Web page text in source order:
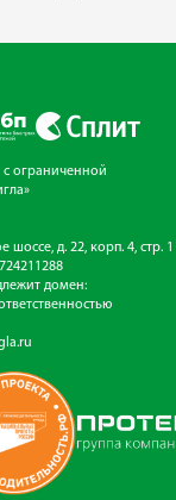
с ограниченной
шоссе, д. 22, корп. 4, стр. 1
домен: